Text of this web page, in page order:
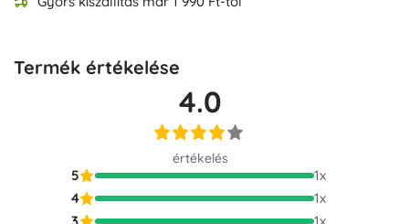
Termék értékelése
4.0
értékelés
5 1x
4
1x